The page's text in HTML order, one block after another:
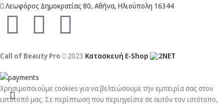
Λεωφόρος Δημοκρατίας 80, Αθήνα, Ηλιούπολη 16344
Call of Beauty Pro 2023 Κατασκευή E-Shop 2NET
Χρησιμοποιούμε cookies για να βελτιώσουμε την εμπειρία σας στον
ιστότοπό μας. Σε περίπτωση που περιηγείστε σε αυτόν τον ιστότοπο,